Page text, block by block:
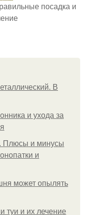
посадка и
В
и ухода за
Плюсы и минусы
и
может опылять
туи и их лечение